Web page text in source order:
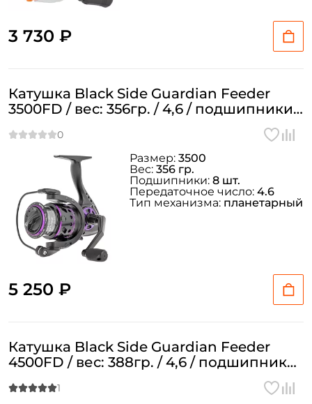
3 730 ₽
Катушка Black Side Guardian Feeder
3500FD / вес: 356гр. / 4,6 / подшипники:
5 250 ₽
Размер: 3500
Вес: 356 гр.
Подшипники: 8 шт.
Передаточное число: 4.6
Тип механизма: планетарный
Катушка Black Side Guardian Feeder
4500FD / вес: 388гр. / 4,6 / подшипники: